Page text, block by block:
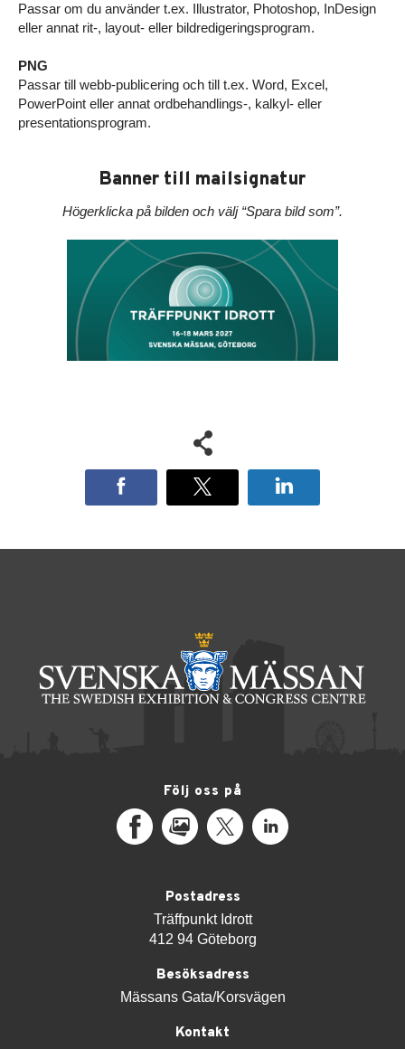
Passar om du använder t.ex. Illustrator, Photoshop, InDesign
eller annat rit-, layout- eller bildredigeringsprogram.
PNG
Passar till webb-publicering och till t.ex. Word, Excel,
PowerPoint eller annat ordbehandlings-, kalkyl- eller
presentationsprogram.
Banner till mailsignatur
Högerklicka på bilden och välj “Spara bild som”.
Följ oss på
FacebookMediaPortal
X LinkedIn
Postadress
Träffpunkt Idrott
412 94 Göteborg
Besöksadress
Mässans Gata/Korsvägen
Kontakt